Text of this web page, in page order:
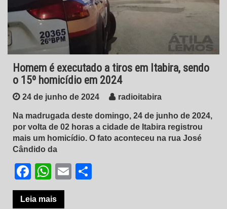
Homem é executado a tiros em Itabira, sendo
o 15º homicídio em 2024
24 de junho de 2024 radioitabira
Na madrugada deste domingo, 24 de junho de 2024,
por volta de 02 horas a cidade de Itabira registrou
mais um homicídio. O fato aconteceu na rua José
Cândido da
Facebook
WhatsApp
Email
Leia mais